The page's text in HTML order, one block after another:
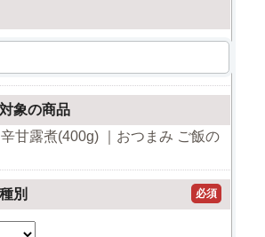
象の商品
辛甘露煮(400g) ｜おつまみ ご飯の
別 必須